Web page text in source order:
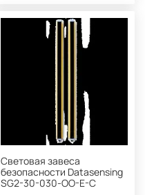
Световая завеса
безопасности Datasensing
SG2-30-030-OO-E-C